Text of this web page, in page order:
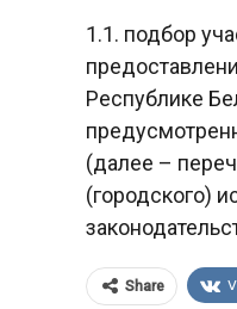
1.1. подбор
Республике
(далее –
(городского)
Share